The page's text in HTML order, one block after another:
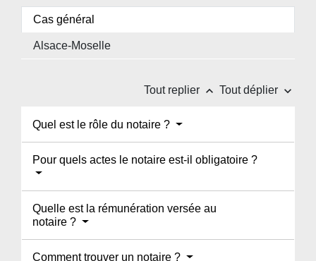
Cas général
Alsace-Moselle
Tout replier keyboard_arrow_up Tout déplier keyboard_arrow_down
Quel est le rôle du notaire ?
Pour quels actes le notaire est-il obligatoire ?
Quelle est la rémunération versée au
notaire ?
Comment trouver un notaire ?